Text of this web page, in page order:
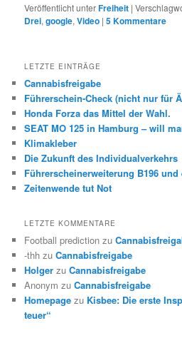
Veröffentlicht unterFreiheit |
Drei,google,Video |5Kommentare
LETZTE EINTRÄGE
Cannabisfreigabe
Führerschein-Check (nicht nur für
Honda Forza das Mittel der Wahl.
SEAT MO 125 in Hamburg – will
Klimakleber
Die Zukunft des Individualverkehrs
Führerscheinerweiterung B196
Zeitenwende tut Not
LETZTE KOMMENTARE
Football prediction zu
-thh zuCannabisfreigabe
Holger zuCannabisfreigabe
Anonym zuCannabisfreigabe
Homepage zu Kisbee: Die erste
teuer“